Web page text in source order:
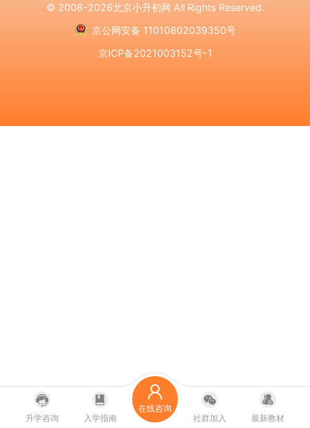
© 2008-2026北京小升初网 All Rights Reserved.
京公网安备 11010802039350号
京ICP备2021003152号-1
升学咨询 入学指南
在线咨询
社群加入
最新教材